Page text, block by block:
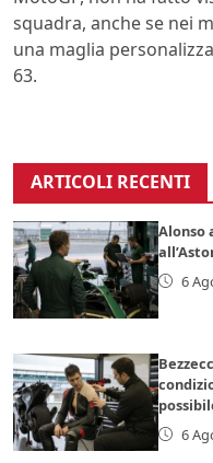
squadra, anche se nei
una maglia
63.
ARTICOLI RECENTI
Alonso
6
6